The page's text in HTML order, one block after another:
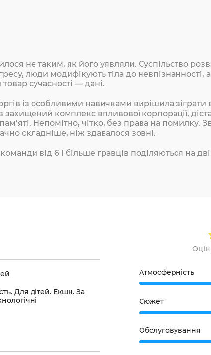
не таким, як його уявляли. Суспільство
люди модифікують тіла до невпізнанності,
сучасності — дані.
із особливими навичками вирішила зіграти
комплекс впливової корпорації,
Непомітно, чітко, без права на помилку.
складніше, ніж здавалося зовні.
від 6 і більше гравців поділяються на
Для дітей. Екшн. За
Атмосферність
Сюжет
Обслуговування